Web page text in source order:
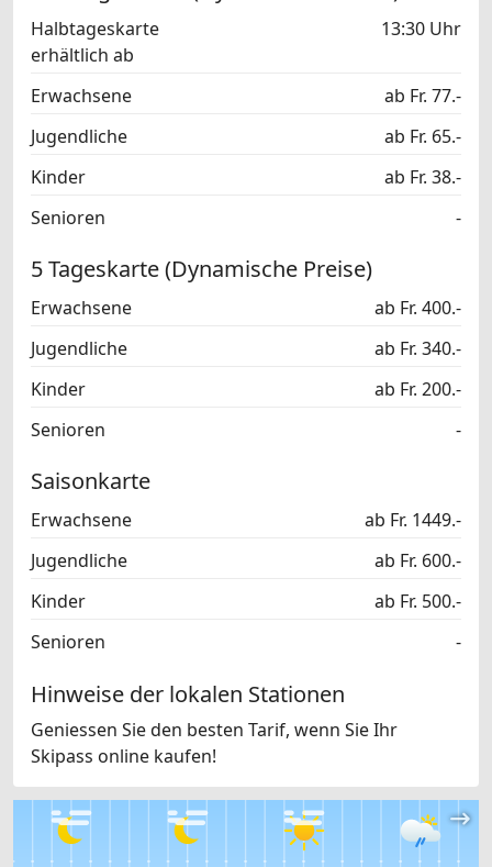
Halbtageskarte
erhältlich ab
13:30 Uhr
Erwachsene
ab Fr. 77.-
Jugendliche
ab Fr. 65.-
Kinder
ab Fr. 38.-
Senioren
-
5 Tageskarte (Dynamische Preise)
Erwachsene
ab Fr. 400.-
Jugendliche
ab Fr. 340.-
Kinder
ab Fr. 200.-
Senioren
-
Saisonkarte
Erwachsene
ab Fr. 1449.-
Jugendliche
ab Fr. 600.-
Kinder
ab Fr. 500.-
Senioren
-
Hinweise der lokalen Stationen
Geniessen Sie den besten Tarif, wenn Sie Ihr
Skipass online kaufen!